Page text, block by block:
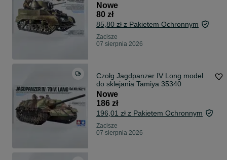
Nowe
80 zł
85,80 zł z Pakietem Ochronnym
Zacisze
07 sierpnia 2026
Czołg Jagdpanzer IV Long model
do sklejania Tamiya 35340
Nowe
186 zł
196,01 zł z Pakietem Ochronnym
Zacisze
07 sierpnia 2026